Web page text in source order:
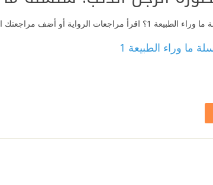
أو أضف مراجعتك الخاصة.
وراء الطبيعة 1